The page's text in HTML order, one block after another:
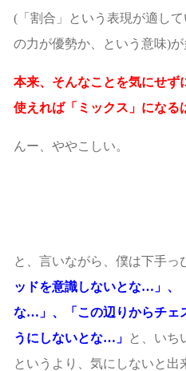
(「割合」という表現が適し
の力が優勢か、という意味)が
本来、そんなことを気にせず
使えれば「ミックス」になる
んー、ややこしい。
と、言いながら、僕は下手っ
ッドを意識しないとな…」、
な…」、「この辺りからチェ
うにしないとな…」
と、いち
というより、気にしないと出